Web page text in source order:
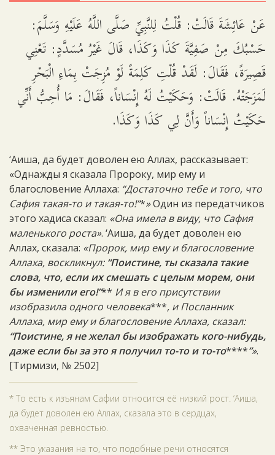
عَنْ عَائِشَةَ قَالَتْ: قُلْتُ لِلنَّبِيِّ صَلَّى اللَّهُ عَلَيْهِ وَسَلَّمَ:
حَسْبُكَ مِنْ صَفِيَّةَ كَذَا وَكَذَا، قَالَ غَيْرُ مُسَدَّدٍ: تَعْنِي
قَصِيرَةً، فَقَالَ: لَقَدْ قُلْتِ كَلِمَةً لَوْ مُزِجَتْ بِمَاءِ الْبَحْرِ
لَمَزَجَتْهُ. قَالَتْ: وَحَكَيْتُ لَهُ إِنْسَاناً، فَقَالَ: مَا أُحِبُّ أَنِّي
حَكَيْتُ إِنْسَاناً وَأَنَّ لِي كَذَا وَكَذَا.
‘Аиша, да будет доволен ею Аллах, рассказывает:
«Однажды я сказала Пророку, мир ему и
благословение Аллаха: “Достаточно тебе и того, что
Сафия такая-то и такая-то!”*»Один из передатчиков
этого хадиса сказал: «Она имела в виду, что Сафия
маленького роста». ‘Аиша, да будет доволен ею
Аллах, сказала: «Пророк, мир ему и благословение
Аллаха, воскликнул: “Поистине, ты сказала такие
слова, что, если их смешать с целым морем, они
бы изменили его!”** И я в его присутствии
изобразила одного человека***, и Посланник
Аллаха, мир ему и благословение Аллаха, сказал:
“Поистине, я не желал бы изображать кого-нибудь,
даже если бы за это я получил то-то и то-то****”».
[Тирмизи, № 2502]
* То есть к изъянам Сафии относится её низкий рост. ‘Аиша,
да будет доволен ею Аллах, сказала это в сердцах,
охваченная ревностью.
** Это указания на то, что подобные речи относятся